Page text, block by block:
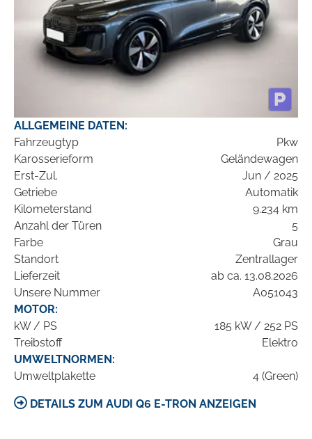
ALLGEMEINE DATEN:
Fahrzeugtyp
Pkw
Karosserieform
Geländewagen
Erst-Zul.
Jun / 2025
Getriebe
Automatik
Kilometerstand
9.234 km
Anzahl der Türen
5
Farbe
Grau
Standort
Zentrallager
Lieferzeit
ab ca. 13.08.2026
Unsere Nummer
A051043
MOTOR:
kW / PS
185 kW / 252 PS
Treibstoff
Elektro
UMWELTNORMEN:
Umweltplakette
4 (Green)
DETAILS ZUM AUDI Q6 E-TRON ANZEIGEN